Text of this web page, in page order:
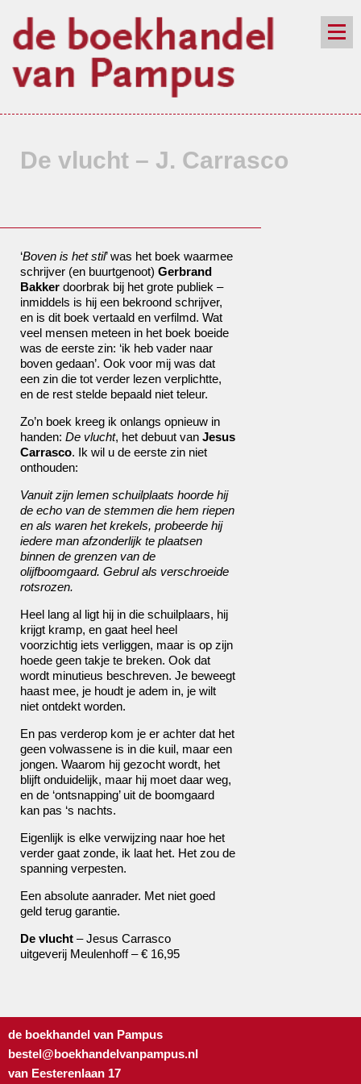
De vlucht – J. Carrasco
‘Boven is het stil’ was het boek waarmee
schrijver (en buurtgenoot) Gerbrand
Bakker doorbrak bij het grote publiek –
inmiddels is hij een bekroond schrijver,
en is dit boek vertaald en verfilmd. Wat
veel mensen meteen in het boek boeide
was de eerste zin: ‘ik heb vader naar
boven gedaan’. Ook voor mij was dat
een zin die tot verder lezen verplichtte,
en de rest stelde bepaald niet teleur.
Zo’n boek kreeg ik onlangs opnieuw in
handen: De vlucht, het debuut van Jesus
Carrasco. Ik wil u de eerste zin niet
onthouden:
Vanuit zijn lemen schuilplaats hoorde hij
de echo van de stemmen die hem riepen
en als waren het krekels, probeerde hij
iedere man afzonderlijk te plaatsen
binnen de grenzen van de
olijfboomgaard. Gebrul als verschroeide
rotsrozen.
Heel lang al ligt hij in die schuilplaars, hij
krijgt kramp, en gaat heel heel
voorzichtig iets verliggen, maar is op zijn
hoede geen takje te breken. Ook dat
wordt minutieus beschreven. Je beweegt
haast mee, je houdt je adem in, je wilt
niet ontdekt worden.
En pas verderop kom je er achter dat het
geen volwassene is in die kuil, maar een
jongen. Waarom hij gezocht wordt, het
blijft onduidelijk, maar hij moet daar weg,
en de ‘ontsnapping’ uit de boomgaard
kan pas ‘s nachts.
Eigenlijk is elke verwijzing naar hoe het
verder gaat zonde, ik laat het. Het zou de
spanning verpesten.
Een absolute aanrader. Met niet goed
geld terug garantie.
De vlucht – Jesus Carrasco
uitgeverij Meulenhoff – € 16,95
de boekhandel van Pampus
bestel@boekhandelvanpampus.nl
van Eesterenlaan 17